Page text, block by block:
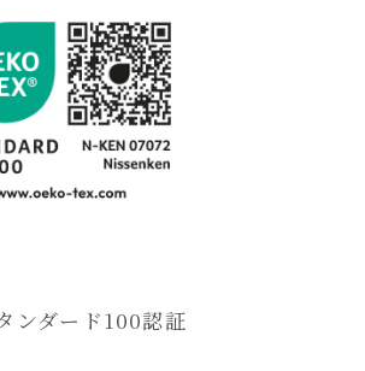
ンダード100認証